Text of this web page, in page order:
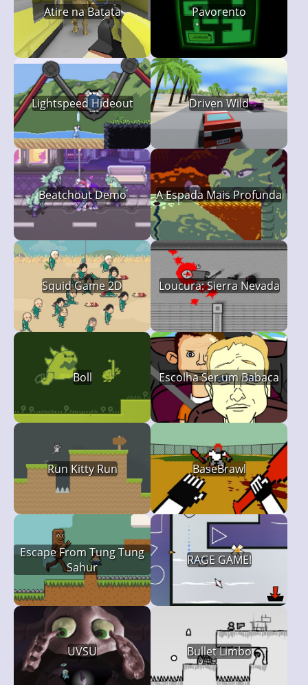
Atire na Batata Pavorento
Lightspeed Hideout Driven Wild
Beatchout Demo A Espada Mais Profunda
Squid Game 2D Loucura: Sierra Nevada
Boll Escolha Ser um Babaca
Run Kitty Run BaseBrawl
Escape From Tung Tung
Sahur
RAGE GAME!
UVSU Bullet Limbo